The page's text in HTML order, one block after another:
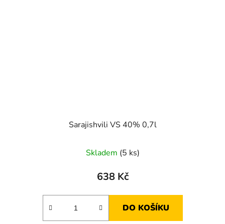
Sarajishvili VS 40% 0,7l
Skladem (5 ks)
638 Kč
DO KOŠÍKU